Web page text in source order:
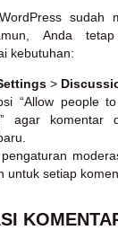
sudah
Anda tetap
kebutuhan:
>
“Allow people
agar komentar
untuk setiap